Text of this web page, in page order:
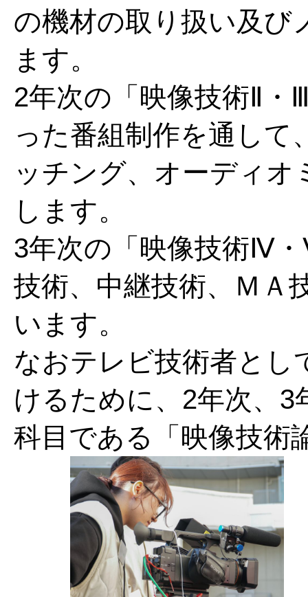
の機材の取り扱い及び
ます。
2年次の「映像技術Ⅱ
った番組制作を通して
ッチング、オーディオ
します。
3年次の「映像技術Ⅳ
技術、中継技術、ＭＡ
います。
なおテレビ技術者とし
けるために、2年次、
科目である「映像技術